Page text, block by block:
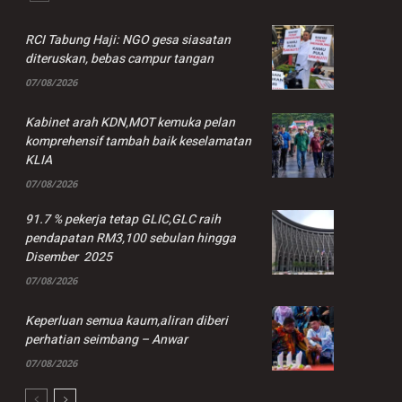
RCI Tabung Haji: NGO gesa siasatan
diteruskan, bebas campur tangan
07/08/2026
Kabinet arah KDN,MOT kemuka pelan
komprehensif tambah baik keselamatan
KLIA
07/08/2026
91.7 % pekerja tetap GLIC,GLC raih
pendapatan RM3,100 sebulan hingga
Disember 2025
07/08/2026
Keperluan semua kaum,aliran diberi
perhatian seimbang – Anwar
07/08/2026